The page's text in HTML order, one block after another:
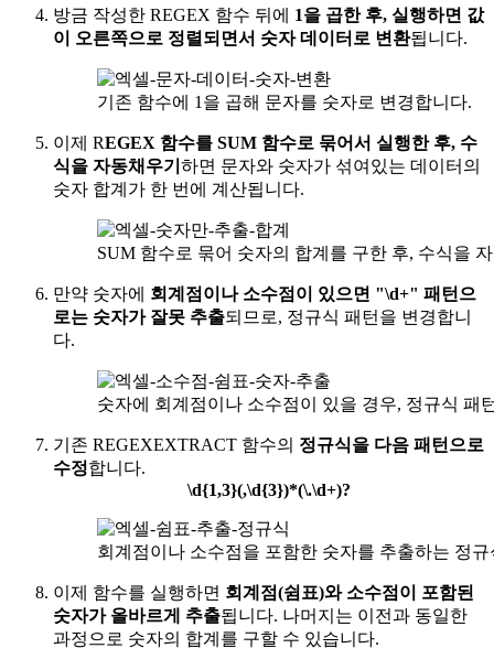
방금 작성한 REGEX 함수 뒤에 1을 곱한 후, 실행하면 값
이 오른쪽으로 정렬되면서 숫자 데이터로 변환됩니다.
기존 함수에 1을 곱해 문자를 숫자로 변경합니다.
이제 REGEX 함수를 SUM 함수로 묶어서 실행한 후, 수
식을 자동채우기 하면 문자와 숫자가 섞여있는 데이터의
숫자 합계가 한 번에 계산됩니다.
SUM 함수로 묶어 숫자의 합계를 구한 후, 수식을
만약 숫자에 회계점이나 소수점이 있으면 "\d+" 패턴으
로는 숫자가 잘못 추출되므로, 정규식 패턴을 변경합니
다.
숫자에 회계점이나 소수점이 있을 경우, 정규식 패
기존 REGEXEXTRACT 함수의 정규식을 다음 패턴으로
수정합니다.
\d{1,3}(,\d{3})*(\.\d+)?
회계점이나 소수점을 포함한 숫자를 추출하는 정
이제 함수를 실행하면 회계점(쉼표)와 소수점이 포함된
숫자가 올바르게 추출됩니다. 나머지는 이전과 동일한
과정으로 숫자의 합계를 구할 수 있습니다.